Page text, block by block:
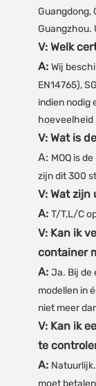
Guangdong,
Guangzhou.
V: Welk
A: Wij
EN14765),
indien nodig
hoeveelheid
V: Wat is
A: MOQ is
zijn dit 300
V: Wat
A: T/T,L/C
V: Kan ik
container
A: Ja. Bij de
modellen in
niet meer
V: Kan ik
te
A:
moet